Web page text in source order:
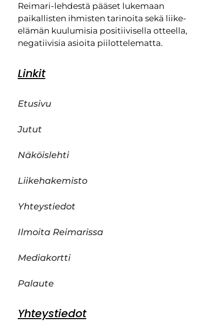
Reimari-lehdestä pääset lukemaan
paikallisten ihmisten tarinoita sekä liike-
elämän kuulumisia positiivisella otteella,
negatiivisia asioita piilottelematta.
Linkit
Etusivu
Jutut
Näköislehti
Liikehakemisto
Yhteystiedot
Ilmoita Reimarissa
Mediakortti
Palaute
Yhteystiedot